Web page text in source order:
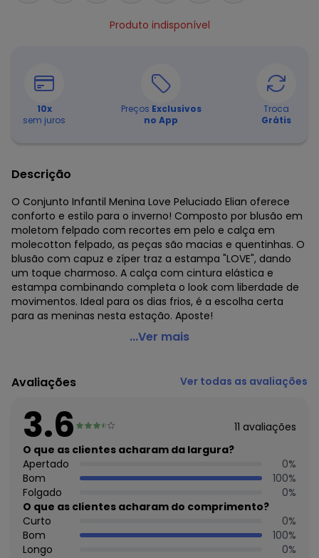
Produto indisponível
10x
sem juros
Preços Exclusivos
no App
Troca
Grátis
Descrição
O Conjunto Infantil Menina Love Peluciado Elian oferece
conforto e estilo para o inverno! Composto por blusão em
moletom felpado com recortes em pelo e calça em
molecotton felpado, as peças são macias e quentinhas. O
blusão com capuz e zíper traz a estampa "LOVE", dando
um toque charmoso. A calça com cintura elástica e
estampa combinando completa o look com liberdade de
movimentos. Ideal para os dias frios, é a escolha certa
para as meninas nesta estação. Aposte!
Elian - Conjunto Infantil Menina Love Peluciado Bege
Modelagem: Ampla
Modelo: Confort
Comprimento: Longo
Cintura: Média
Decote Frente : Redondo
Fornecedor: ELIAN INDUSTRIA TEXTIL LTDA / CNPJ
82.698.085/0001-98
Feito: Brasil
Cuidados para conservação do produto: Lavagem a mão -
Não alvejar - Não secar em tambor - Secagem em varal -
Temperatura máxima da base do ferro a 110° C sem vapor
- Não limpar a seco
...Ver mais
Avaliações Ver todas as avaliações
3.6 11 avaliações
O que as clientes acharam da largura?
Apertado
0%
Bom
100%
Folgado
0%
O que as clientes acharam do comprimento?
Curto
0%
Bom
100%
Longo
0%